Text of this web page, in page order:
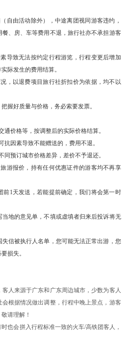
自由活动除外），中途离团视同游客违约，
、房、车等费用不退，旅行社亦不承担游客
导致无法按约定行程游览，行程变更后增加
际发生的费用结算。
，以退费项目旅行社折扣价为依据，均不以
握好质量与价格，务必索要发票。
通价格等，按调整后的实际价格结算。
抗因素导致不能赠送的，费用不退。
同预订城市价格差异，差价不予退还。
游报价，持有任何优惠证件的游客均不再享
前1天发送，若能提前确定，我们将会第一时
地的意见单，不填或虚填者归来后投诉将无
信被执行人名单，您可能无法正常出游，您
损失。
人来源于广东和广东周边城市，少数为客人
根据情况做出调整，行程中晚上景点，游客
请理解！
也会拼入行程标准一致的火车/高铁团客人，